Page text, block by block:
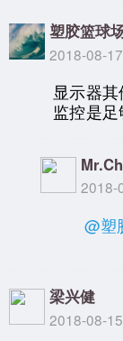
塑胶篮球
2018-08-
显示器
监控是足
2018-
@塑
梁兴健
2018-08-